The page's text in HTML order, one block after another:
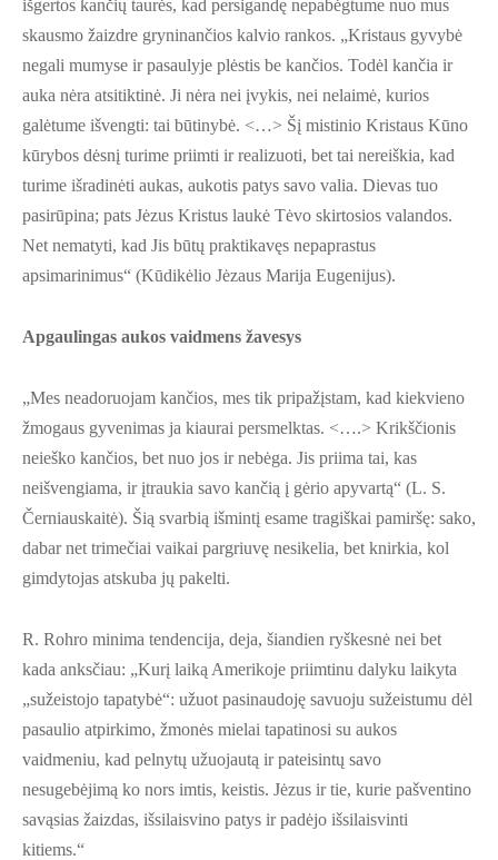
išgertos kančių taurės, kad persigandę nepabėgtume nuo mus
skausmo žaizdre gryninančios kalvio rankos. „Kristaus gyvybė
negali mumyse ir pasaulyje plėstis be kančios. Todėl kančia ir
auka nėra atsitiktinė. Ji nėra nei įvykis, nei nelaimė, kurios
galėtume išvengti: tai būtinybė. <…> Šį mistinio Kristaus Kūno
kūrybos dėsnį turime priimti ir realizuoti, bet tai nereiškia, kad
turime išradinėti aukas, aukotis patys savo valia. Dievas tuo
pasirūpina; pats Jėzus Kristus laukė Tėvo skirtosios valandos.
Net nematyti, kad Jis būtų praktikavęs nepaprastus
apsimarinimus“ (Kūdikėlio Jėzaus Marija Eugenijus).
Apgaulingas aukos vaidmens žavesys
„Mes neadoruojam kančios, mes tik pripažįstam, kad kiekvieno
žmogaus gyvenimas ja kiaurai persmelktas. <….> Krikščionis
neieško kančios, bet nuo jos ir nebėga. Jis priima tai, kas
neišvengiama, ir įtraukia savo kančią į gėrio apyvartą“ (L. S.
Černiauskaitė). Šią svarbią išmintį esame tragiškai pamiršę: sako,
dabar net trimečiai vaikai pargriuvę nesikelia, bet knirkia, kol
gimdytojas atskuba jų pakelti.
R. Rohro minima tendencija, deja, šiandien ryškesnė nei bet
kada anksčiau: „Kurį laiką Amerikoje priimtinu dalyku laikyta
„sužeistojo tapatybė“: užuot pasinaudoję savuoju sužeistumu dėl
pasaulio atpirkimo, žmonės mielai tapatinosi su aukos
vaidmeniu, kad pelnytų užuojautą ir pateisintų savo
nesugebėjimą ko nors imtis, keistis. Jėzus ir tie, kurie pašventino
savąsias žaizdas, išsilaisvino patys ir padėjo išsilaisvinti
kitiems.“